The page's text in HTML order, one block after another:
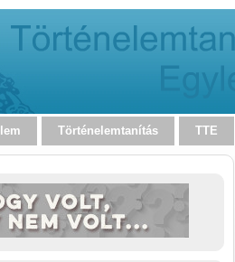
Történelemtanítás TTE